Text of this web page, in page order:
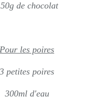
de chocolat
Pour les poires
3 petites poires
300ml d'eau